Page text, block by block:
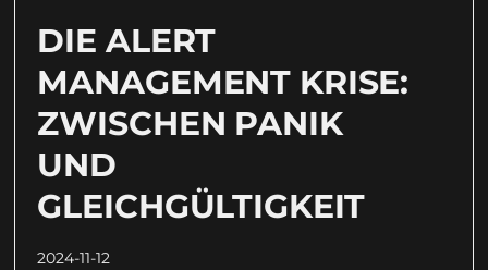
DIE ALERT
MANAGEMENT KRISE:
ZWISCHEN PANIK
UND
GLEICHGÜLTIGKEIT
2024-11-12